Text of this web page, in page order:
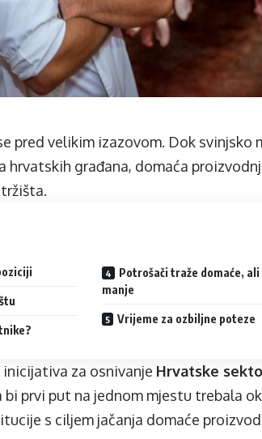
pred velikim izazovom. Dok svinjsko
građana, domaća
Potrošači traže domaće, ali
manje
Vrijeme za ozbiljne poteze
za osnivanje Hrvatske
bi prvi put na jednom mjestu trebala
s ciljem jačanja domaće